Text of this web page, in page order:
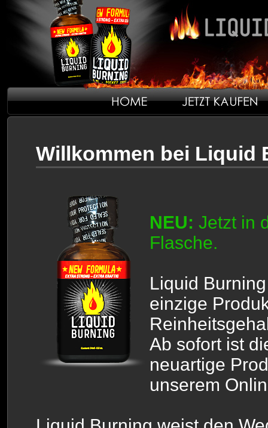
Willkommen bei Liquid
NEU: Jetzt in
Flasche.
Liquid
einzige
Ab sofort ist
neuartige
unserem